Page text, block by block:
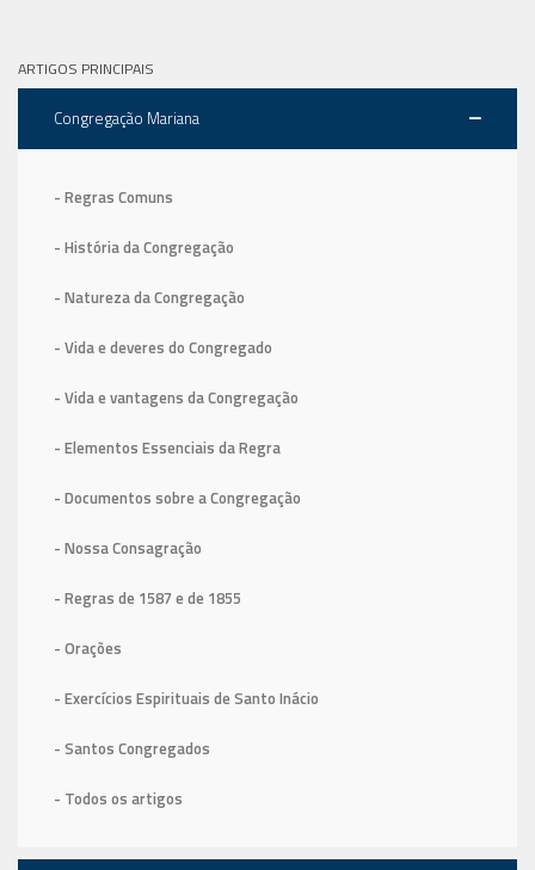
ARTIGOS PRINCIPAIS
Congregação Mariana
- Regras Comuns
- História da Congregação
- Natureza da Congregação
- Vida e deveres do Congregado
- Vida e vantagens da Congregação
- Elementos Essenciais da Regra
- Documentos sobre a Congregação
- Nossa Consagração
- Regras de 1587 e de 1855
- Orações
- Exercícios Espirituais de Santo Inácio
- Santos Congregados
- Todos os artigos